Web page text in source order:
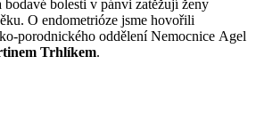
bolesti v pánvi zatěžují ženy
O endometrióze jsme hovořili
porodnického oddělení Nemocnice Agel
Trhlíkem.